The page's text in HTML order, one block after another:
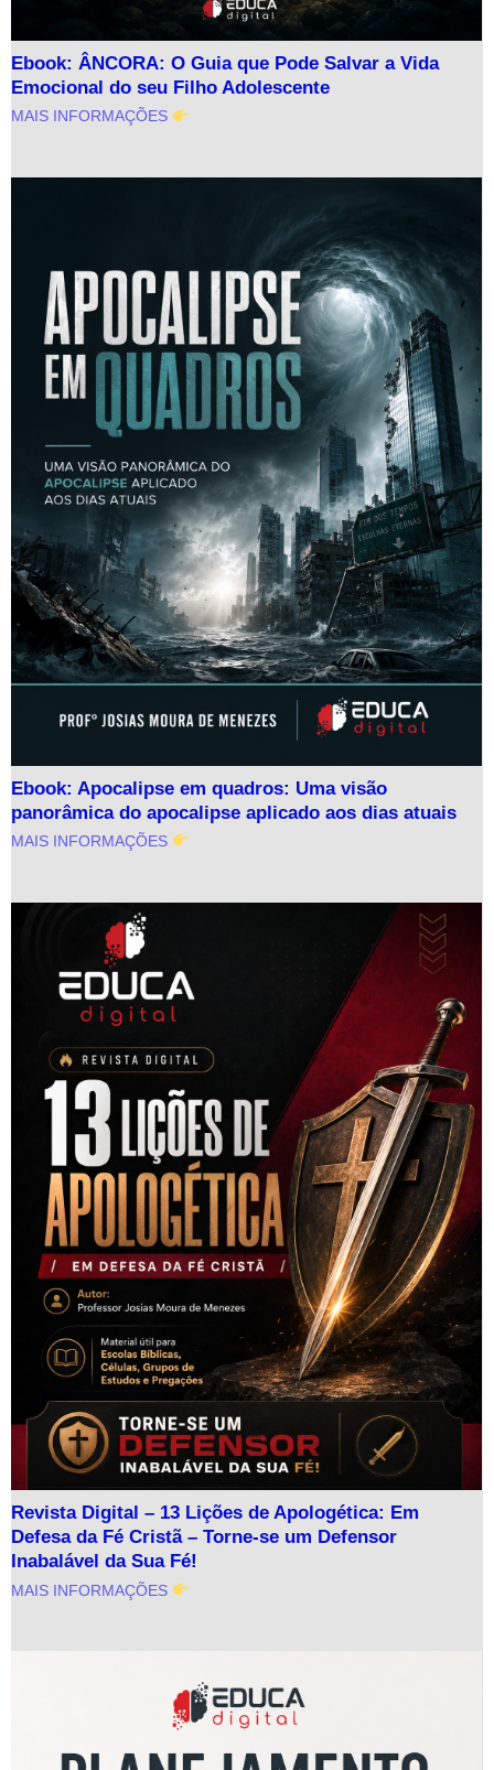
Ebook: ÂNCORA: O Guia que Pode Salvar a Vida
Emocional do seu Filho Adolescente
MAIS INFORMAÇÕES
Ebook: Apocalipse em quadros: Uma visão
panorâmica do apocalipse aplicado aos dias atuais
MAIS INFORMAÇÕES
Revista Digital – 13 Lições de Apologética: Em
Defesa da Fé Cristã – Torne-se um Defensor
Inabalável da Sua Fé!
MAIS INFORMAÇÕES